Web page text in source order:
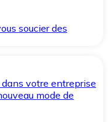
soucier des
votre entreprise
mode de